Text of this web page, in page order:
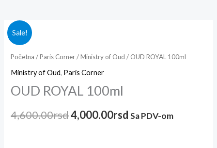
Sale!
Početna /Paris Corner/Ministry of Oud / OUD ROYAL 100ml
Ministry of Oud, Paris Corner
OUD ROYAL 100ml
4,600.00rsd
cena
je
bila:
4,600.00rsd.
4,000.00rsd
cena
Sa PDV-om